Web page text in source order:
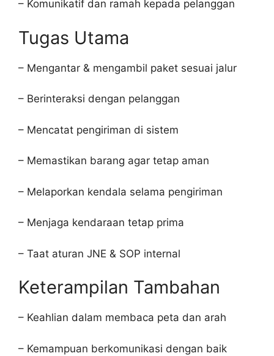
– Komunikatif dan ramah kepada pelanggan
Tugas Utama
– Mengantar & mengambil paket sesuai jalur
– Berinteraksi dengan pelanggan
– Mencatat pengiriman di sistem
– Memastikan barang agar tetap aman
– Melaporkan kendala selama pengiriman
– Menjaga kendaraan tetap prima
– Taat aturan JNE & SOP internal
Keterampilan Tambahan
– Keahlian dalam membaca peta dan arah
– Kemampuan berkomunikasi dengan baik